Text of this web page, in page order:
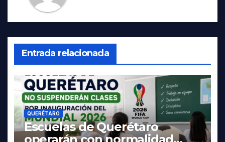
Entrada relacionada
QUERÉTARO
Escuelas de Querétaro
operarán con normalidad